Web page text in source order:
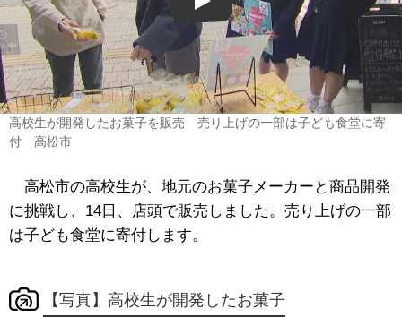
Play
高校生が開発したお菓子を販売 売り上げの一部は子ども食堂に寄
付 高松市
高松市の高校生が、地元のお菓子メーカーと商品開発
に挑戦し、14日、店頭で販売しました。売り上げの一部
は子ども食堂に寄付します。
【写真】高校生が開発したお菓子